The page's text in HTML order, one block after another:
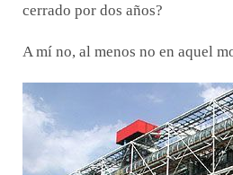
cerrado por dos años?
A mí no, al menos no en aquel